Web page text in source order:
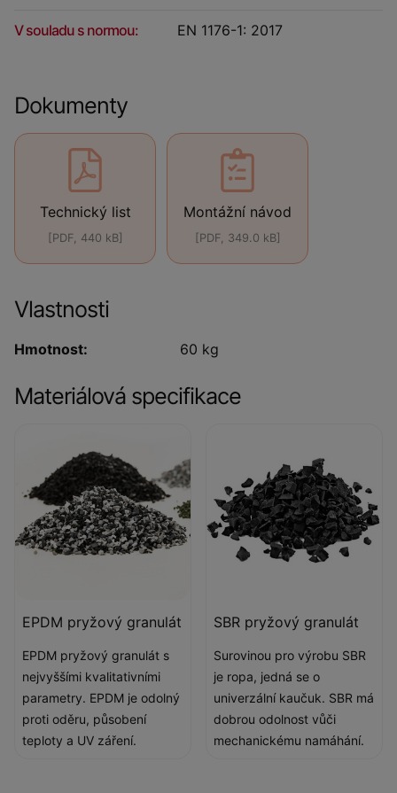
V souladu s normou: EN 1176-1: 2017
Dokumenty
Technický list
[PDF, 440 kB]
Montážní návod
[PDF, 349.0 kB]
Vlastnosti
Hmotnost: 60 kg
Materiálová specifikace
EPDM pryžový granulát
EPDM pryžový granulát s
nejvyššími kvalitativními
parametry. EPDM je odolný
proti oděru, působení
teploty a UV záření.
SBR pryžový granulát
Surovinou pro výrobu SBR
je ropa, jedná se o
univerzální kaučuk. SBR má
dobrou odolnost vůči
mechanickému namáhání.